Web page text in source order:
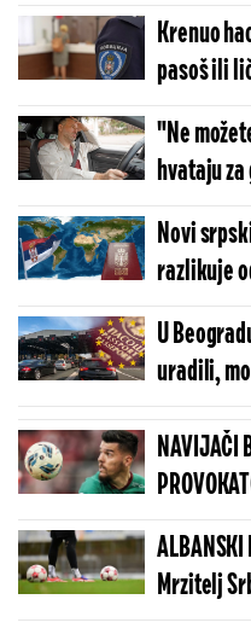
Krenuo
pasoš ili
"Ne
hvataju
samo
Novi
razlikuje
U
uradili,
NAVIJAČI
brutalnu
ALBANSKI
Mrzitelj